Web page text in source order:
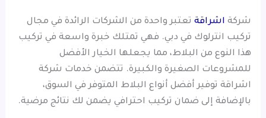
شركة اشراقة تعتبر واحدة من الشركات الرائدة في مجال
تركيب انترلوك في دبي. فهي تمتلك خبرة واسعة في تركيب
هذا النوع من البلاط، مما يجعلها الخيار الأفضل
للمشروعات الصغيرة والكبيرة. تتضمن خدمات شركة
اشراقة توفير أفضل أنواع البلاط المتوفر في السوق،
بالإضافة إلى ضمان تركيب احترافي يضمن لك نتائج مرضية.